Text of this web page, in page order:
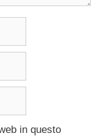
in questo